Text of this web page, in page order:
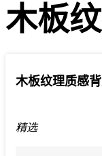
木板
木板纹理质感
精选